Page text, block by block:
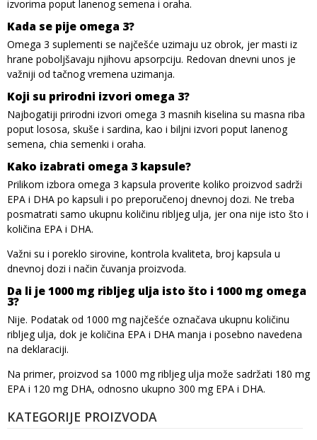
KATEGORIJE PROIZVODA
izvorima poput lanenog semena i oraha.
Kada se pije omega 3?
Omega 3 suplementi se najčešće uzimaju uz obrok, jer masti iz
hrane poboljšavaju njihovu apsorpciju. Redovan dnevni unos je
važniji od tačnog vremena uzimanja.
Koji su prirodni izvori omega 3?
Najbogatiji prirodni izvori omega 3 masnih kiselina su masna riba
poput lososa, skuše i sardina, kao i biljni izvori poput lanenog
semena, chia semenki i oraha.
Kako izabrati omega 3 kapsule?
Prilikom izbora omega 3 kapsula proverite koliko proizvod sadrži
EPA i DHA po kapsuli i po preporučenoj dnevnoj dozi. Ne treba
posmatrati samo ukupnu količinu ribljeg ulja, jer ona nije isto što i
količina EPA i DHA.
Važni su i poreklo sirovine, kontrola kvaliteta, broj kapsula u
dnevnoj dozi i način čuvanja proizvoda.
Da li je 1000 mg ribljeg ulja isto što i 1000 mg omega
3?
Nije. Podatak od 1000 mg najčešće označava ukupnu količinu
ribljeg ulja, dok je količina EPA i DHA manja i posebno navedena
na deklaraciji.
Na primer, proizvod sa 1000 mg ribljeg ulja može sadržati 180 mg
EPA i 120 mg DHA, odnosno ukupno 300 mg EPA i DHA.